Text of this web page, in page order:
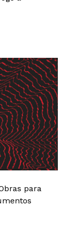
para